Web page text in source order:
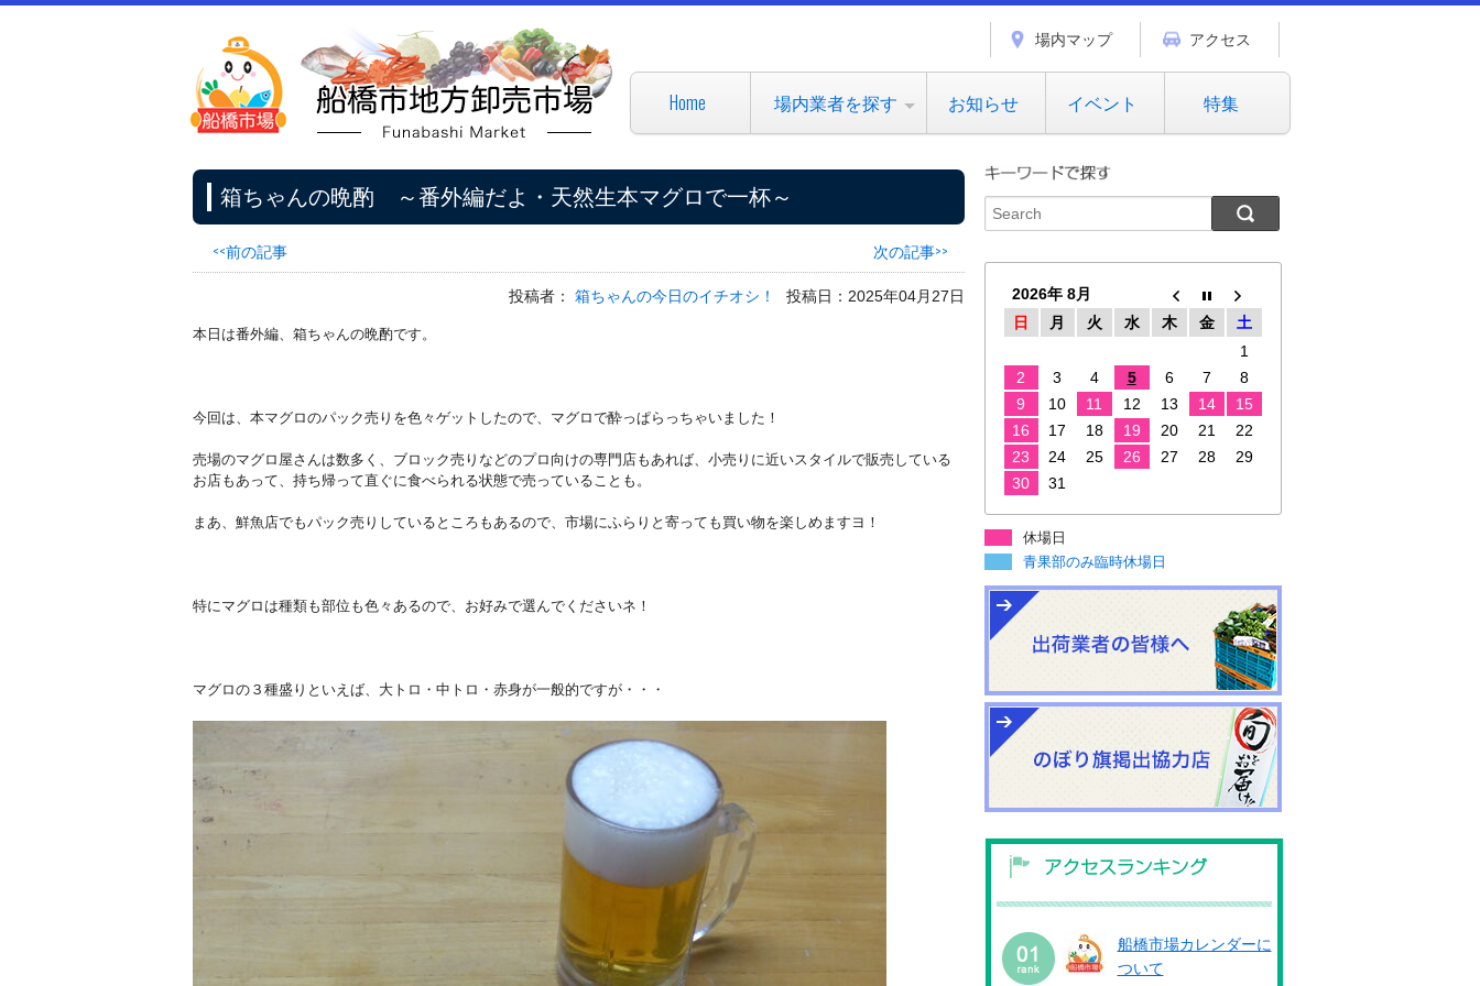
場内マップ アクセス
Home 場内業者を探す お知らせ イベント 特集
箱ちゃんの晩酌 ～番外編だよ・天然生本マグロで一杯～
<<前の記事 次の記事>>
投稿者： 箱ちゃんの今日のイチオシ！ 投稿日：2025年04月27日
本日は番外編、箱ちゃんの晩酌です。
今回は、本マグロのパック売りを色々ゲットしたので、マグロで酔っぱらっちゃいました！
売場のマグロ屋さんは数多く、ブロック売りなどのプロ向けの専門店もあれば、小売りに近いスタイルで販売している
お店もあって、持ち帰って直ぐに食べられる状態で売っていることも。
まあ、鮮魚店でもパック売りしているところもあるので、市場にふらりと寄っても買い物を楽しめますヨ！
特にマグロは種類も部位も色々あるので、お好みで選んでくださいネ！
マグロの３種盛りといえば、大トロ・中トロ・赤身が一般的ですが・・・
2026年 8月
日
月 火 水 木 金
土
1
2
3 4 5 6 7
8
9
10 11 12 13 14
15
16
17 18 19 20 21
22
23
24 25 26 27 28
29
30
31
休場日
青果部のみ臨時休場日
船橋市場カレンダーに
ついて